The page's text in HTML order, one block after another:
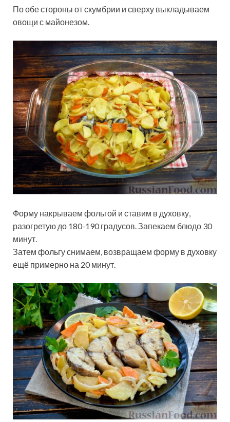
По обе стороны от скумбрии и сверху выкладываем
овощи с майонезом.
Форму накрываем фольгой и ставим в духовку,
разогретую до 180-190 градусов. Запекаем блюдо 30
минут.
Затем фольгу снимаем, возвращаем форму в духовку
ещё примерно на 20 минут.